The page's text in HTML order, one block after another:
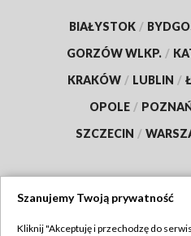
BIAŁYSTOK /
GORZÓW WLKP. /
KRAKÓW / LUBLIN /
OPOLE /
SZCZECIN /
Szanujemy Twoją prywatność
Kliknij "Akceptuję i przechodzę do